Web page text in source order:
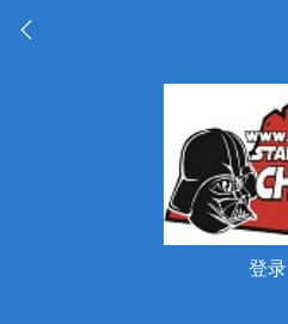
登录